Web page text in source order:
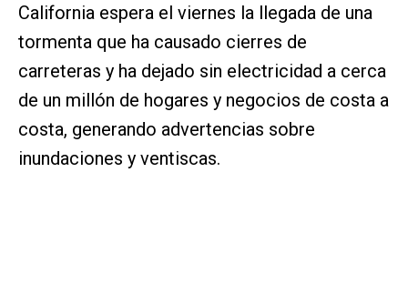
California espera el viernes la llegada de una
tormenta que ha causado cierres de
carreteras y ha dejado sin electricidad a cerca
de un millón de hogares y negocios de costa a
costa, generando advertencias sobre
inundaciones y ventiscas.